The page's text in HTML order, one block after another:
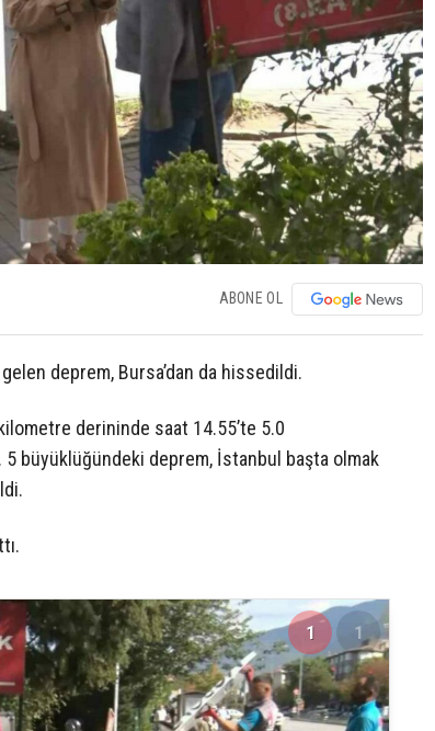
ABONE OL
deprem, Bursa’dan da hissedildi.
derininde saat 14.55’te 5.0
5 büyüklüğündeki deprem, İstanbul başta olmak
1 1